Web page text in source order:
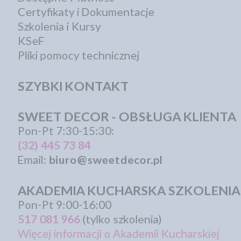
Certyfikaty i Dokumentacje
Szkolenia i Kursy
KSeF
Pliki pomocy technicznej
SZYBKI KONTAKT
SWEET DECOR - OBSŁUGA KLIENTA
Pon-Pt 7:30-15:30:
(32) 445 73 84
Email: biuro@sweetdecor.pl
AKADEMIA KUCHARSKA SZKOLENIA
Pon-Pt 9:00-16:00
517 081 966 (tylko szkolenia)
Więcej informacji o Akademii Kucharskiej